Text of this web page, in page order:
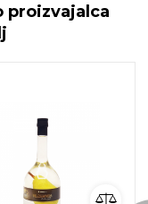
proizvajalca